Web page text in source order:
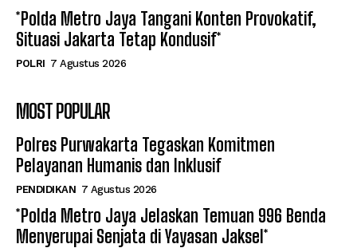
*Polda Metro Jaya Tangani Konten Provokatif,
Situasi Jakarta Tetap Kondusif*
POLRI 7 Agustus 2026
MOST POPULAR
Polres Purwakarta Tegaskan Komitmen
Pelayanan Humanis dan Inklusif
PENDIDIKAN 7 Agustus 2026
*Polda Metro Jaya Jelaskan Temuan 996 Benda
Menyerupai Senjata di Yayasan Jaksel*